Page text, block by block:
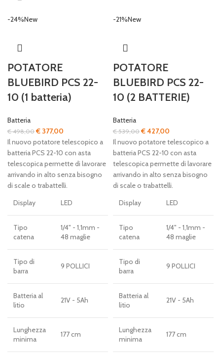
-24%New
POTATORE
BLUEBIRD PCS 22-
10 (1 batteria)
Batteria
€498,00Il
prezzo
originale
era:
€ 498,00.
€ 377,00
prezzo
attuale
è:
€ 377,00.
Il nuovo potatore telescopico a
batteria PCS 22-10 con asta
telescopica permette di lavorare
arrivando in alto senza bisogno
di scale o trabattelli.
Display
LED
Tipo
catena
1/4" - 1,1mm -
48 maglie
Tipo di
barra
9 POLLICI
Batteria al
litio
21V - 5Ah
Lunghezza
minima
177 cm
-21%New
POTATORE
BLUEBIRD PCS 22-
10 (2 BATTERIE)
Batteria
€539,00Il
prezzo
originale
era:
€ 539,00.
€427,00
prezzo
attuale
è:
€ 427,00.
Il nuovo potatore telescopico a
batteria PCS 22-10 con asta
telescopica permette di lavorare
arrivando in alto senza bisogno
di scale o trabattelli.
Display
LED
Tipo
catena
1/4" - 1,1mm -
48 maglie
Tipo di
barra
9 POLLICI
Batteria al
litio
21V - 5Ah
Lunghezza
minima
177 cm